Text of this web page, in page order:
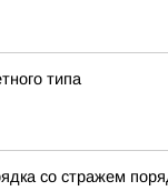
типа
со стражем